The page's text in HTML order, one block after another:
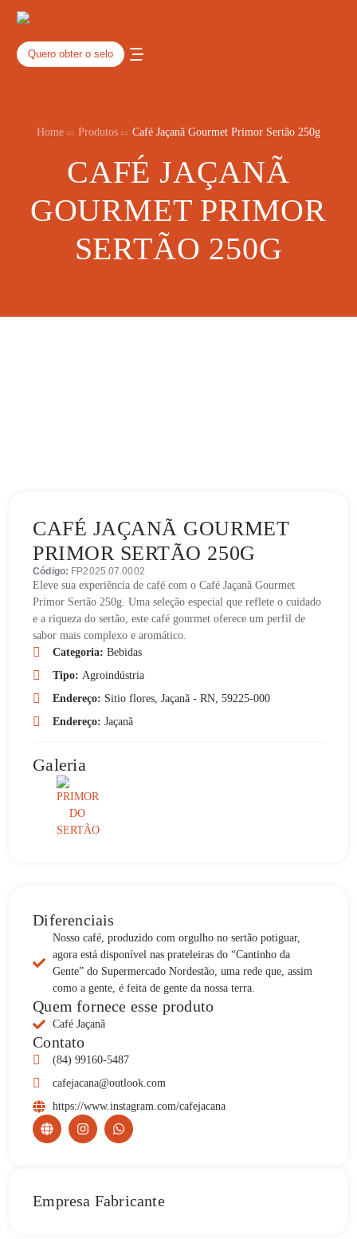
Quero obter o selo
Home Produtos Café Jaçanã Gourmet Primor Sertão 250g
CAFÉ JAÇANÃ
GOURMET PRIMOR
SERTÃO 250G
CAFÉ JAÇANÃ GOURMET
PRIMOR SERTÃO 250G
Código: FP2025.07.0002
Eleve sua experiência de café com o Café Jaçanã Gourmet
Primor Sertão 250g. Uma seleção especial que reflete o cuidado
e a riqueza do sertão, este café gourmet oferece um perfil de
sabor mais complexo e aromático.
Categoria:Bebidas
Tipo:Agroindústria
Endereço: Sitio flores, Jaçanã - RN, 59225-000
Endereço:Jaçanã
Galeria
Diferenciais
Nosso café, produzido com orgulho no sertão potiguar,
agora está disponível nas prateleiras do “Cantinho da
Gente” do Supermercado Nordestão, uma rede que, assim
como a gente, é feita de gente da nossa terra.
Quem fornece esse produto
Café Jaçanã
Contato
(84) 99160-5487
cafejacana@outlook.com
https://www.instagram.com/cafejacana
Empresa Fabricante